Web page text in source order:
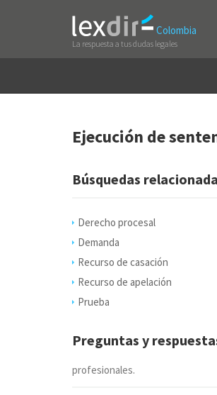
Colombia
La respuesta a tus dudas legales
Ejecución de
Búsquedas
Derecho procesal
Demanda
Recurso de casación
Recurso de apelación
Prueba
Preguntas y
profesionales.